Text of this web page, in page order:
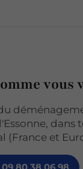
vous
dans
(France et